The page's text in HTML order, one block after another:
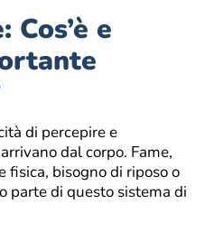
e
di percepire e
dal corpo. Fame,
fisica, bisogno di riposo o
parte di questo sistema di